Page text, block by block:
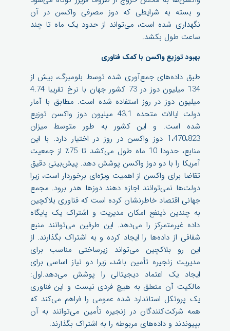
و بسته به شرایطی که دوز مصرفی واکسن در آن
نگهداری شده است، می‌تواند از حدود یک ماه تا چند
ساعت طول بکشد.
بهبود توزیع واکسن با کمک فناوری
طبق داده‌های جمع‌آوری شده توسط بلومبرگ، بیش از
134 میلیون دوز در 73 کشور جهان با نرخ تقریبا 4.74
میلیون دوز در روز استفاده شده است. مطابق با آمار
دولت ایالات متحده 43.1 میلیون دوز واکسن توزیع
شده است. و این کشور به طور متوسط میزان
1،470،823 دوز واکسن در روز در اختیار دارد. با این
منابع، حدودا 10 ماه طول می‌کشد تا 75٪ از جمعیت
آمریکا را با دو دوز واکسن پوشش دهد. پیش‌بینی دقیق
تقاضا برای واکسن از اهمیت ویژه‌ای برخوردار است، زیرا
دولت‌ها نمی‌توانند اجازه دهند دوزها هدر برود. مجمع
جهانی اقتصاد خاطرنشان کرده است که فناوری بلاکچین
به چندین ذینفع امکان مدیریت و اشتراک یک پایگاه
داده غیرمتمرکز را می‌دهد. این طرفین می‌توانند منبع
شفافی از داده‌ها را ایجاد کرده و به اشتراک بگذارند. از
این رو بلاکچین می‌تواند زیرساختی مناسب برای
مدیریت زنجیره تأمین باشد، زیرا دو نیاز اساسی برای
ایجاد یک اعتماد دیجیتالی را پوشش می‌دهد.اول:
مالکیت آن متعلق به هیچ فردی نیست و این فناوری
یک پروتکل استاندارد شده عمومی را فراهم می‌کند که
همه شرکت‌کنندگان در زنجیره تأمین می‌توانند به آن
بپیوندند و داده‌های مربوطه را به اشتراک بگذارند.